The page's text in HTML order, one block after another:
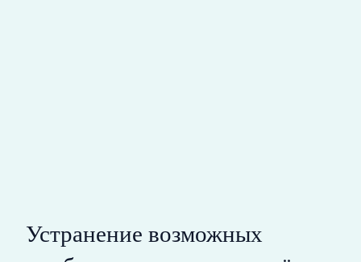
Устранение возможных